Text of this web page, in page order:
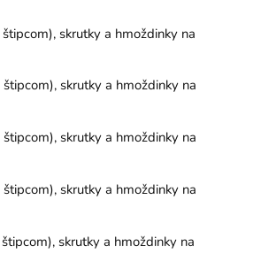
skrutky a hmoždinky na
skrutky a hmoždinky na
skrutky a hmoždinky na
skrutky a hmoždinky na
skrutky a hmoždinky na